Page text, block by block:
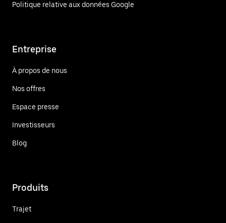
Politique relative aux données Google
Entreprise
À propos de nous
Nos offres
Espace presse
Investisseurs
Blog
Produits
Trajet